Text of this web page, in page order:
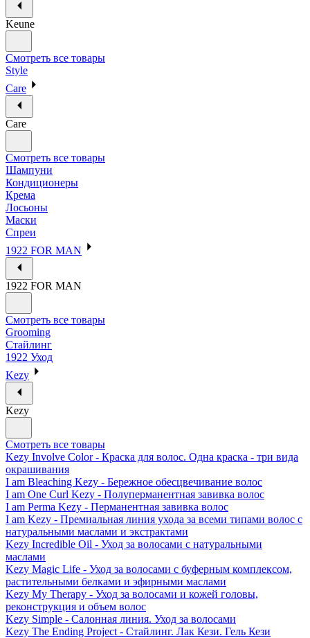
Keune
Смотреть все товары
Style
Care
Care
Смотреть все товары
Шампуни
Кондиционеры
Крема
Лосьоны
Маски
Спреи
1922 FOR MAN
1922 FOR MAN
Смотреть все товары
Grooming
Стайлинг
1922 Уход
Kezy
Kezy
Смотреть все товары
Kezy Involve Color - Краска для волос. Одна краска - три вида
окрашивания
I am Bleaching Kezy - Бережное обесцвечивание волос
I am One Curl Kezy - Полуперманентная завивка волос
I am Perma Kezy - Перманентная завивка волос
I am Kezy - Премиальная линия ухода за всеми типами волос с
натуральными маслами и экстрактами
Kezy Incredible Oil - Уход за волосами с натуральными
маслами
Kezy Magic Life - Уход за волосами с буферным комплексом,
растительными белками и эфирными маслами
Kezy My Therapy - Уход за волосами и кожей головы,
реконструкция и объем волос
Kezy Simple - Салонная линия. Уход за волосами
Kezy The Ending Project - Стайлинг. Лак Кези. Гель Кези